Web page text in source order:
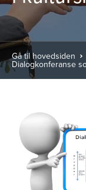
Gå til hovedsiden
Dialogkonferanse